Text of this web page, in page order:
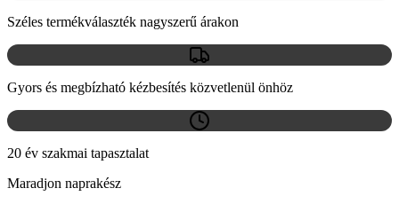
Széles termékválaszték nagyszerű árakon
Gyors és megbízható kézbesítés közvetlenül önhöz
20 év szakmai tapasztalat
Maradjon naprakész